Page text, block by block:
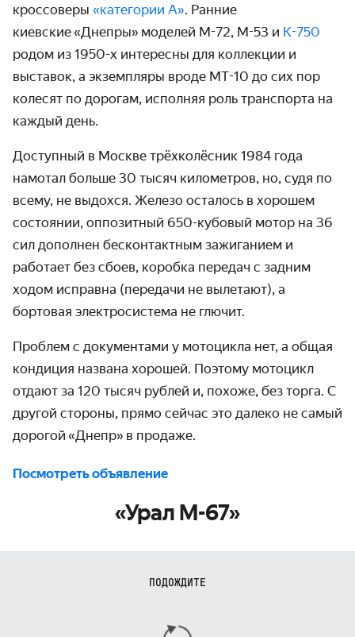
кроссоверы «категории А». Ранние
киевские «Днепры» моделей М-72, М-53 и К-750
родом из 1950-х интересны для коллекции и
выставок, а экземпляры вроде МТ-10 до сих пор
колесят по дорогам, исполняя роль транспорта на
каждый день.
Доступный в Москве трёхколёсник 1984 года
намотал больше 30 тысяч километров, но, судя по
всему, не выдохся. Железо осталось в хорошем
состоянии, оппозитный 650-кубовый мотор на 36
сил дополнен бесконтактным зажиганием и
работает без сбоев, коробка передач с задним
ходом исправна (передачи не вылетают), а
бортовая электросистема не глючит.
Проблем с документами у мотоцикла нет, а общая
кондиция названа хорошей. Поэтому мотоцикл
отдают за 120 тысяч рублей и, похоже, без торга. С
другой стороны, прямо сейчас это далеко не самый
дорогой «Днепр» в продаже.
Посмотреть объявление
«Урал М-67»
ПОДОЖДИТЕ